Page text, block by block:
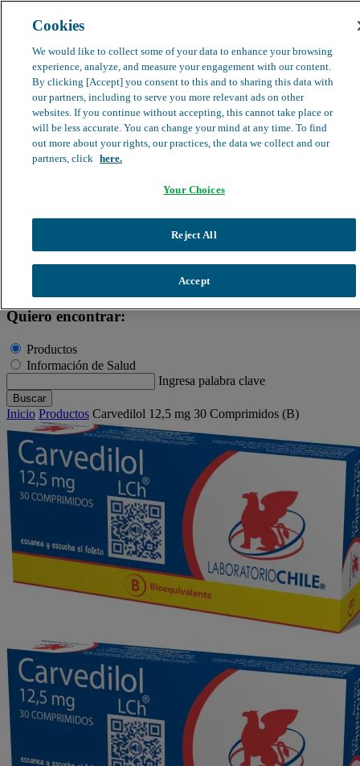
search clear
Dirección médica
Farmacovigilancia
Objeción de calidad
Buscador de productossearch
Información de Salud Productos Historias que acompañan
Quiero encontrar:
Productos
Información de Salud
Ingresa palabra clave
Buscar
Inicio Productos Carvedilol 12,5 mg 30 Comprimidos (B)
Cookies
We would like to collect some of your data to enhance your browsing
experience, analyze, and measure your engagement with our content.
By clicking [Accept] you consent to this and to sharing this data with
our partners, including to serve you more relevant ads on other
websites. If you continue without accepting, this cannot take place or
will be less accurate. You can change your mind at any time. To find
out more about your rights, our practices, the data we collect and our
partners, click here.
Your Choices
Reject All
Accept